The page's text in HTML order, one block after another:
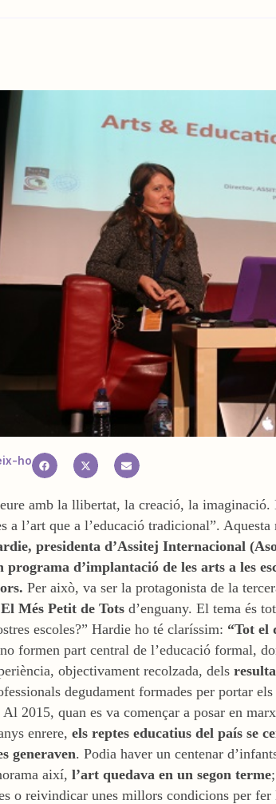
ho
amb la llibertat, la creació, la imaginació.
a l’art que a l’educació tradicional”.
presidenta d’Assitej Internacional
programa d’implantació de les arts a les
Per això, va ser la protagonista de la
Més Petit de Tots d’enguany. El tema és
escoles?” Hardie ho té claríssim: “Tot el
formen part central de l’educació formal,
objectivament recolzada, dels
degudament formades per portar
Al 2015, quan es va començar a posar en
enrere, els reptes educatius del país se
generaven. Podia haver un centenar
així, l’art quedava en un segon terme
o reivindicar unes millors condicions per